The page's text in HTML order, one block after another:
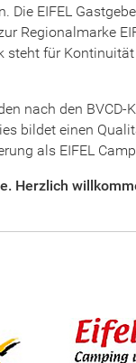
Die EIFEL
Regionalmarke
steht für
nach den BVCD-
bildet einen
als EIFEL
Herzlich